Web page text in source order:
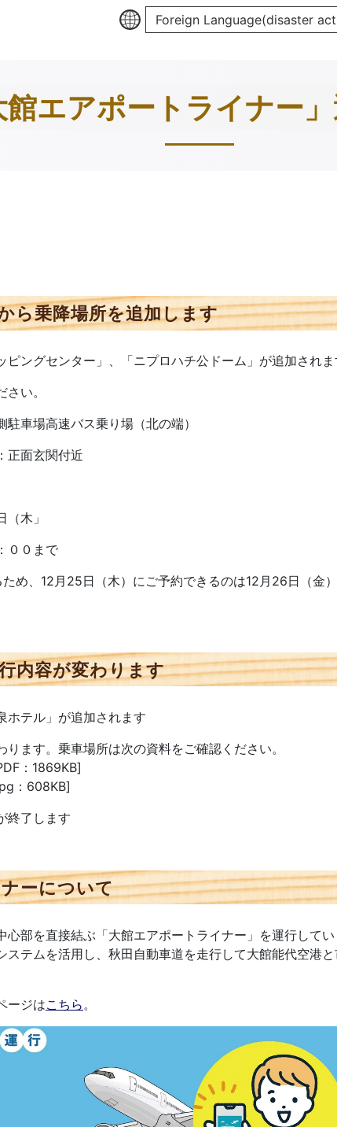
Foreign Language(disaster
館エアポートライナー」
ら乗降場所を追加します
ングセンター」、「ニプロハチ公ドーム」が追加されま
い。
車場高速バス乗り場（北の端）
正面玄関付近
木」
００まで
め、12月25日（木）にご予約できるのは12月26日（金
内容が変わります
ホテル」が追加されます
ます。乗車場所は次の資料をご確認ください。
：1869KB]
：608KB]
終了します
ーについて
部を直接結ぶ「大館エアポートライナー」を運行してい
テムを活用し、秋田自動車道を走行して大館能代空港
ージはこちら 。